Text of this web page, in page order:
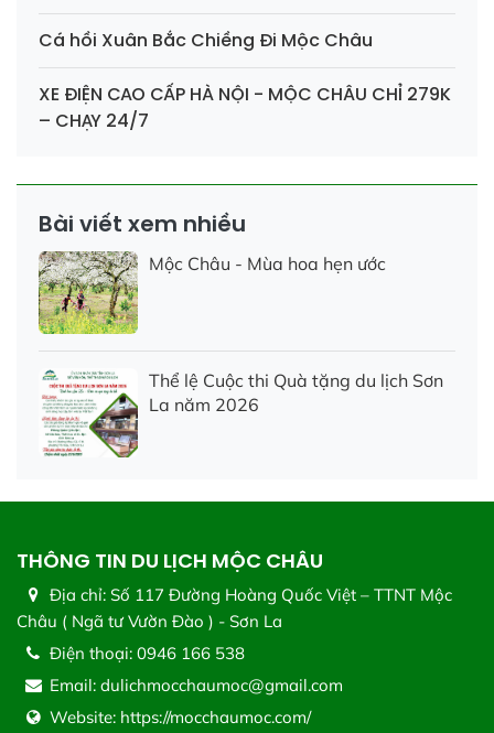
Cá hồi Xuân Bắc Chiềng Đi Mộc Châu
XE ĐIỆN CAO CẤP HÀ NỘI - MỘC CHÂU CHỈ 279K
– CHẠY 24/7
Bài viết xem nhiều
Mộc Châu - Mùa hoa hẹn ước
Thể lệ Cuộc thi Quà tặng du lịch Sơn
La năm 2026
THÔNG TIN DU LỊCH MỘC CHÂU
Địa chỉ: Số 117 Đường Hoàng Quốc Việt – TTNT Mộc
Châu ( Ngã tư Vườn Đào ) - Sơn La
Điện thoại: 0946 166 538
Email: dulichmocchaumoc@gmail.com
Website: https://mocchaumoc.com/